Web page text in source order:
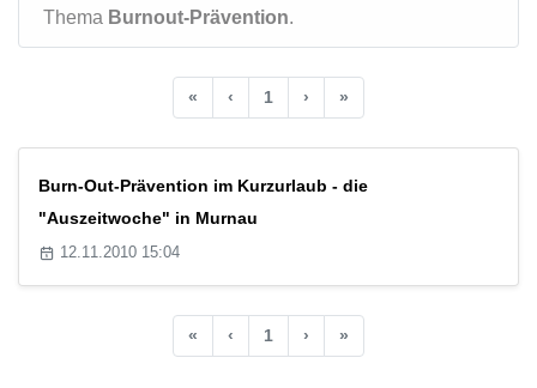
Thema Burnout-Prävention.
« ‹ 1 › »
Burn-Out-Prävention im Kurzurlaub - die
"Auszeitwoche" in Murnau
12.11.2010 15:04
« ‹ 1 › »